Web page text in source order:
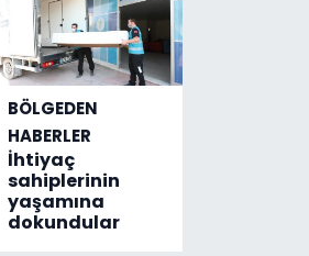
BÖLGEDEN
HABERLER
İhtiyaç
sahiplerinin
yaşamına
dokundular